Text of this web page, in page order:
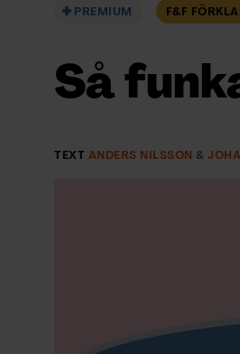
ARKIV & E-
LYSSNA/
PREMIUM F&F
Så
TEXT ANDERS NILSSON &